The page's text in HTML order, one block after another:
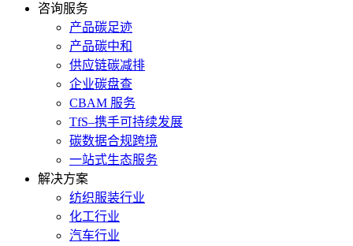
咨询服务
产品碳足迹
产品碳中和
供应链碳减排
企业碳盘查
CBAM 服务
TfS–携手可持续发展
碳数据合规跨境
一站式生态服务
解决方案
纺织服装行业
化工行业
汽车行业